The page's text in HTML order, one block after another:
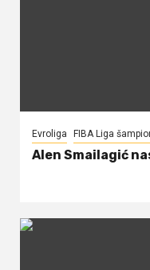
Evroliga FIBA Liga
Alen Smailagić